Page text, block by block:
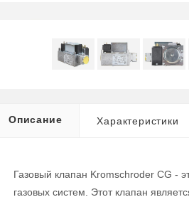
Описание Характеристики
Газовый клапан Kromschroder CG -
газовых систем. Этот клапан